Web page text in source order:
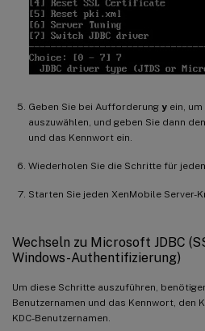
Geben Sie bei Aufforderung y ein,
auszuwählen, und geben Sie dann
und das Kennwort ein.
Wiederholen Sie die Schritte für
Starten Sie jeden XenMobile Server-
Wechseln zu Microsoft JDBC
Windows-Authentifizierung)
Um diese Schritte auszuführen,
Benutzernamen und das Kennwort, den
KDC-Benutzernamen.